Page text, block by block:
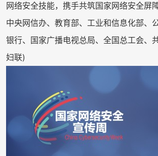
网络安全技能，携手共筑国家网络安全屏
中央网信办、教育部、工业和信息化部、
银行、国家广播电视总局、全国总工会、
妇联)